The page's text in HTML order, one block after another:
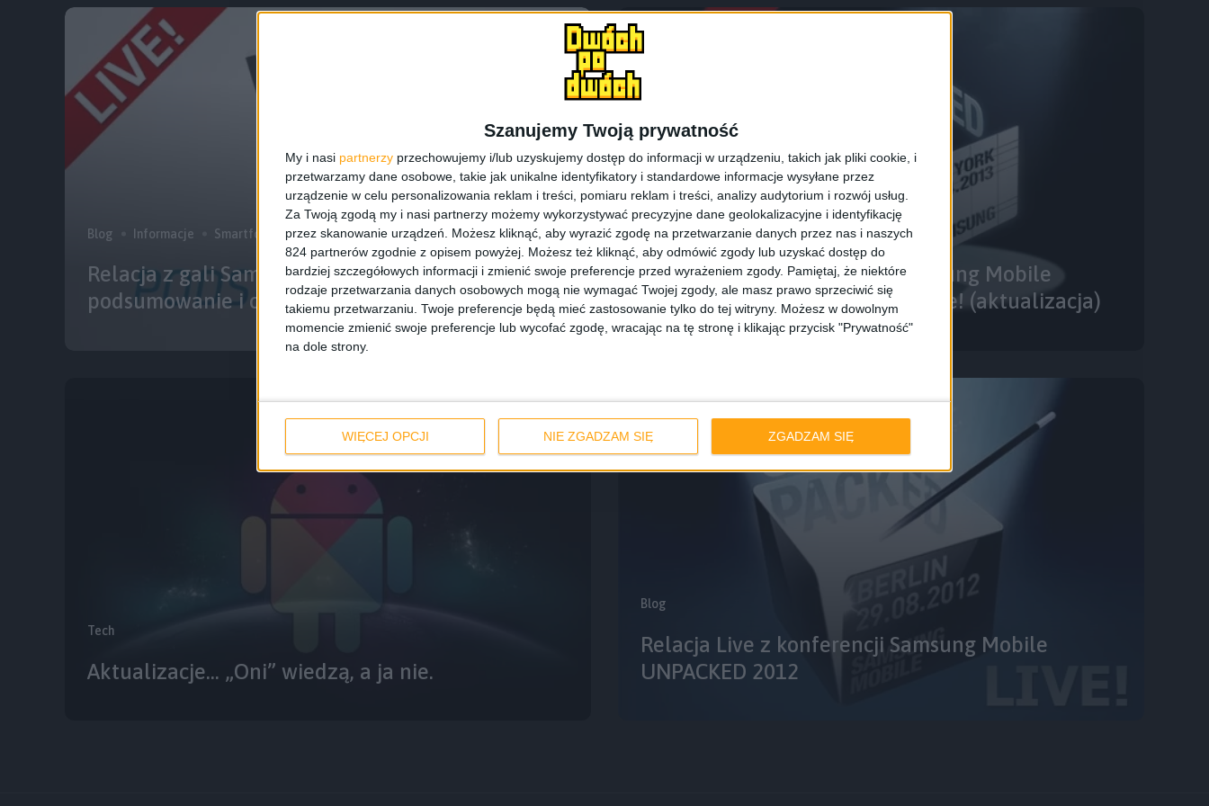
Szanujemy Twoją prywatność
My i nasi partnerzy przechowujemy i/lub uzyskujemy dostęp do informacji w urządzeniu, takich jak pliki cookie, i
przetwarzamy dane osobowe, takie jak unikalne identyfikatory i standardowe informacje wysyłane przez
urządzenie w celu personalizowania reklam i treści, pomiaru reklam i treści, analizy audytorium i rozwój usług.
Za Twoją zgodą my i nasi partnerzy możemy wykorzystywać precyzyjne dane geolokalizacyjne i identyfikację
przez skanowanie urządzeń. Możesz kliknąć, aby wyrazić zgodę na przetwarzanie danych przez nas i naszych
824 partnerów zgodnie z opisem powyżej. Możesz też kliknąć, aby odmówić zgody lub uzyskać dostęp do
bardziej szczegółowych informacji i zmienić swoje preferencje przed wyrażeniem zgody. Pamiętaj, że niektóre
rodzaje przetwarzania danych osobowych mogą nie wymagać Twojej zgody, ale masz prawo sprzeciwić się
takiemu przetwarzaniu. Twoje preferencje będą mieć zastosowanie tylko do tej witryny. Możesz w dowolnym
momencie zmienić swoje preferencje lub wycofać zgodę, wracając na tę stronę i klikając przycisk "Prywatność"
na dole strony.
WIĘCEJ OPCJI NIE ZGADZAM SIĘ ZGADZAM SIĘ
Blog Informacje Smartfony
Relacja z gali Samsung Mobile Unpacked 2013 –
podsumowanie i ogłoszenie zwycięzców
Blog Smartfony
Relacja LIVE z konferencji Samsung Mobile
Unpacked 2013 na naszej stronie! (aktualizacja)
Tech
Aktualizacje… „Oni” wiedzą, a ja nie.
Blog
Relacja Live z konferencji Samsung Mobile
UNPACKED 2012